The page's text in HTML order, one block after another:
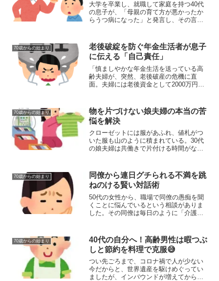
大学を卒業し、就職して家庭を持つ40代
の息子が、「母親の育て方が悪かったか
らうつ病になった」と発言し、その言葉
が、息子の自主性を阻害したのではない
かと考えています。一見、...
70歳からの始まり
老後破綻を防ぐ年金生活者が息子
に伝える「自己責任」
「慎ましやかな年金生活を送っている高
齢夫婦が、突然、老後破産の危機に直
面。夫婦には老後資金として2000万円の
ローンが返済出来ないことから借金を頼
んできた。息子は次の就...
70歳からの始まり
物を片づけない娘夫婦の本当の苦
悩を解決
クローゼットには服があふれ、値札がつ
いた服も山のように積まれている。30代
の娘夫婦は共働きで片付ける時間がない
の生活環境が子供の教育にも良くないと
考え、60代の親2人は...
70歳からの始まり
同僚から連日グチられる不満を跳
ねのける賢い対話術
50代の女性から、職場で同僚の愚痴を聞
くことに悩んでいるという相談がありま
した。その同僚は毎日のように「介護す
が狭いのか」「優しさが足りないのか」
と悩むものの、問題の本...
70歳からの始まり
40代の自分へ！高齢男性は暇つぶ
しと節約を料理で克服😅
つい先ごろまで、コロナ禍で人が少ない
今だからと、世界遺産を駆けめぐってい
ましたが、インバウンドが増えてから、